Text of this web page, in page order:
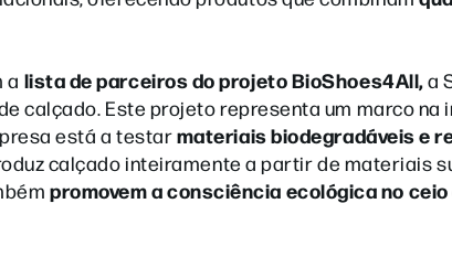
a lista de parceiros do projeto BioShoes4All,a
calçado. Este projeto representa um marco na
está a testarmateriais biodegradáveis e
calçado inteiramente a partir de materiais
promovem a consciência ecológica no